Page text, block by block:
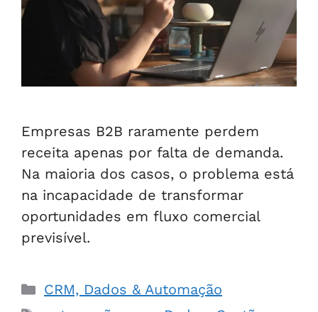
Empresas B2B raramente perdem
receita apenas por falta de demanda.
Na maioria dos casos, o problema está
na incapacidade de transformar
oportunidades em fluxo comercial
previsível.
CRM, Dados & Automação